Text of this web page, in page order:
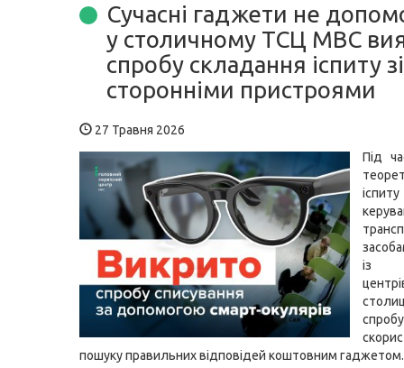
Сучасні гаджети не
у столичному ТСЦ МВС
спробу складання іспиту зі
сторонніми пристроями
27 Травня 2026
Під
із
спробу
пошуку правильних відповідей коштовним гаджетом.